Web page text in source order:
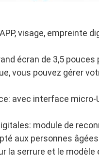
visage, empreinte
écran de 3,5
vous pouvez gérer
avec interface micro-
module de
aux personnes
la serrure et le modèle